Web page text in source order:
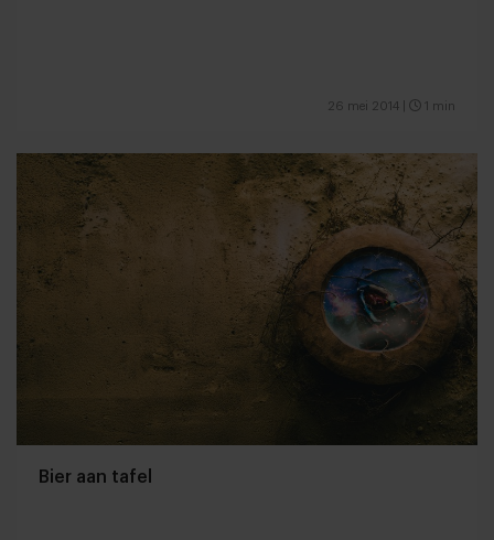
26 mei 2014 1 min
Bier aan tafel